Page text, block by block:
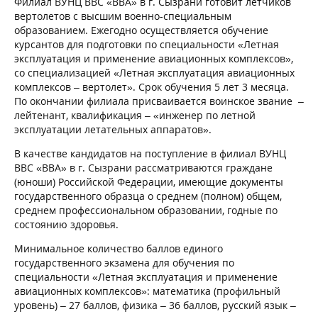
вертолетов с высшим военно-специальным
образованием. Ежегодно осуществляется обучение
курсантов для подготовки по специальности «Летная
эксплуатация и применение авиационных комплексов»,
со специализацией «Летная эксплуатация авиационных
комплексов – вертолет». Срок обучения 5 лет 3 месяца.
По окончании филиала присваивается воинское звание –
лейтенант, квалификация – «инженер по летной
эксплуатации летательных аппаратов».
В качестве кандидатов на поступление в филиал ВУНЦ
ВВС «ВВА» в г. Сызрани рассматриваются граждане
(юноши) Российской Федерации, имеющие документы
государственного образца о среднем (полном) общем,
среднем профессиональном образовании, годные по
состоянию здоровья.
Минимальное количество баллов единого
государственного экзамена для обучения по
специальности «Летная эксплуатация и применение
авиационных комплексов»: математика (профильный
уровень) – 27 баллов, физика – 36 баллов, русский язык –